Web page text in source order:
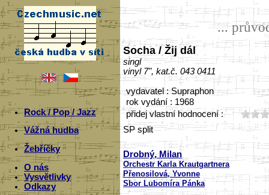
Rock / Pop / Jazz
Vážná hudba
Žebříčky
O nás
Vysvětlivky
Odkazy
...
Socha / Žij dál
singl
vinyl 7", kat.č. 043 0411
vydavatel : Supraphon
rok vydání : 1968
přidej vlastní hodnocení :
SP split
Drobný, Milan
Orchestr Karla Krautgartnera
Přenosilová, Yvonne
Sbor Lubomíra Pánka